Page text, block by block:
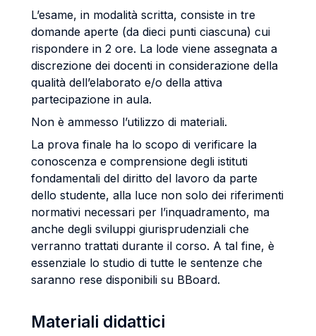
L’esame, in modalità scritta, consiste in tre
domande aperte (da dieci punti ciascuna) cui
rispondere in 2 ore. La lode viene assegnata a
discrezione dei docenti in considerazione della
qualità dell’elaborato e/o della attiva
partecipazione in aula.
Non è ammesso l’utilizzo di materiali.
La prova finale ha lo scopo di verificare la
conoscenza e comprensione degli istituti
fondamentali del diritto del lavoro da parte
dello studente, alla luce non solo dei riferimenti
normativi necessari per l’inquadramento, ma
anche degli sviluppi giurisprudenziali che
verranno trattati durante il corso. A tal fine, è
essenziale lo studio di tutte le sentenze che
saranno rese disponibili su BBoard.
Materiali didattici